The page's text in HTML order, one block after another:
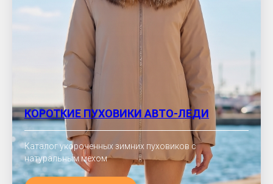
КОРОТКИЕ ПУХОВИКИ АВТО-ЛЕДИ
Каталог укороченных зимних пуховиков с
натуральным мехом